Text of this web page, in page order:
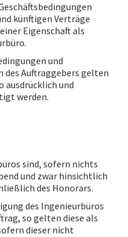
künftigen Verträge
Eigenschaft als
und
des Auftraggebers gelten
ausdrücklich und
werden.
sind, sofern nichts
und zwar hinsichtlich
des Honorars.
des Ingenieurbüros
so gelten diese als
dieser nicht